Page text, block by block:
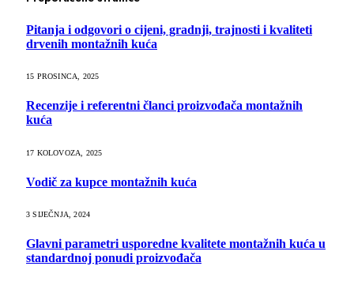
Pitanja i odgovori o cijeni, gradnji, trajnosti i kvaliteti
drvenih montažnih kuća
15 PROSINCA, 2025
Recenzije i referentni članci proizvođača montažnih
kuća
17 KOLOVOZA, 2025
Vodič za kupce montažnih kuća
3 SIJEČNJA, 2024
Glavni parametri usporedne kvalitete montažnih kuća u
standardnoj ponudi proizvođača